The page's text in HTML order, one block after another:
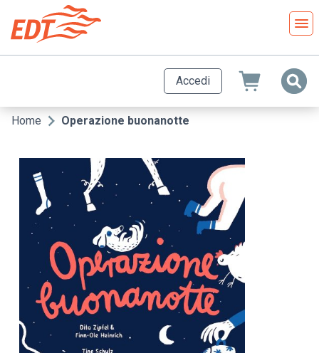
contenuto
principale
Accedi
Briciole
pane
Home Operazione buonanotte